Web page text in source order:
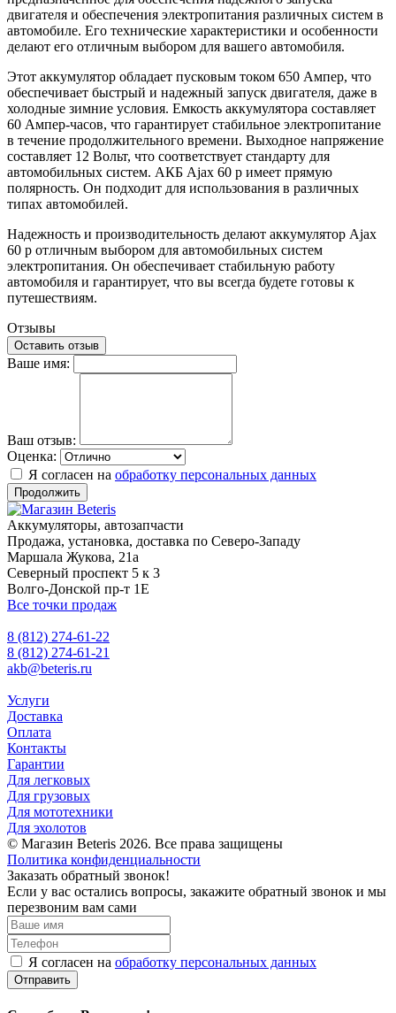
двигателя и обеспечения электропитания различных систем в
автомобиле. Его технические характеристики и особенности
делают его отличным выбором для вашего автомобиля.
Этот аккумулятор обладает пусковым током 650 Ампер, что
обеспечивает быстрый и надежный запуск двигателя, даже в
холодные зимние условия. Емкость аккумулятора составляет
60 Ампер-часов, что гарантирует стабильное электропитание
в течение продолжительного времени. Выходное напряжение
составляет 12 Вольт, что соответствует стандарту для
автомобильных систем. АКБ Ajax 60 p имеет прямую
полярность. Он подходит для использования в различных
типах автомобилей.
Надежность и производительность делают аккумулятор Ajax
60 p отличным выбором для автомобильных систем
электропитания. Он обеспечивает стабильную работу
автомобиля и гарантирует, что вы всегда будете готовы к
путешествиям.
Отзывы
Оставить отзыв
Ваше имя:
Ваш отзыв:
Оценка:
Я согласен на обработку персональных данных
Продолжить
Аккумуляторы, автозапчасти
Продажа, установка, доставка по Северо-Западу
Маршала Жукова, 21а
Северный проспект 5 к 3
Волго-Донской пр-т 1Е
Все точки продаж
8 (812) 274-61-22
8 (812) 274-61-21
akb@beteris.ru
Услуги
Доставка
Оплата
Контакты
Гарантии
Для легковых
Для грузовых
Для мототехники
Для эхолотов
© Магазин Beteris 2026. Все права защищены
Политика конфиденциальности
Заказать обратный звонок!
Если у вас остались вопросы, закажите обратный звонок и мы
перезвоним вам сами
Я согласен на обработку персональных данных
Отправить